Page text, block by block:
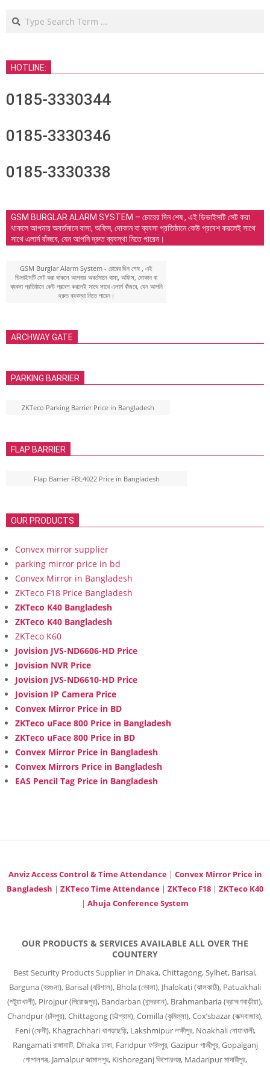
Search
HOTLINE:
0185-3330344
0185-3330346
0185-3330338
GSM BURGLAR ALARM SYSTEM – চোরের দিন শেষ , এই ডিভাইসটি সেট করা
থাকলে আপনার অবর্তমানে বাসা, অফিস, দোকান বা ব্যবসা প্রতিষ্ঠানে কেউ প্রবেশ করলেই সাথে
সাথে এলার্ম বাঁজবে, যেন আপনি দ্রুত ব্যবস্থা নিতে পারেন।
GSM Burglar Alarm System - চোরের দিন শেষ , এই
ডিভাইসটি সেট করা থাকলে আপনার অবর্তমানে বাসা, অফিস, দোকান বা
ব্যবসা প্রতিষ্ঠানে কেউ প্রবেশ করলেই সাথে সাথে এলার্ম বাঁজবে, যেন আপনি
দ্রুত ব্যবস্থা নিতে পারেন।
ARCHWAY GATE
PARKING BARRIER
ZKTeco Parking Barrier Price in Bangladesh
FLAP BARRIER
Flap Barrier FBL4022 Price in Bangladesh
OUR PRODUCTS
Convex mirror supplier
parking mirror price in bd
Convex Mirror in Bangladesh
ZKTeco F18 Price Bangladesh
ZKTeco K40 Bangladesh
ZKTeco K40 Bangladesh
ZKTeco K60
Jovision JVS-ND6606-HD Price
Jovision NVR Price
Jovision JVS-ND6610-HD Price
Jovision IP Camera Price
Convex Mirror Price in BD
ZKTeco uFace 800 Price in Bangladesh
ZKTeco uFace 800 Price in BD
Convex Mirror Price in Bangladesh
Convex Mirrors Price in Bangladesh
EAS Pencil Tag Price in Bangladesh
Anviz Access Control & Time Attendance| Convex Mirror Price in
Bangladesh | ZKTeco Time Attendance | ZKTeco F18 | ZKTeco K40
| Ahuja Conference System
OUR PRODUCTS & SERVICES AVAILABLE ALL OVER THE
COUNTERY
Best Security Products Supplier in Dhaka, Chittagong, Sylhet, Barisal,
Barguna (বরগুনা), Barisal (বরিশাল), Bhola (ভোলা), Jhalokati (ঝালকাঠি), Patuakhali
(পটুয়াখালী), Pirojpur (পিরোজপুর), Bandarban (বান্দরবান), Brahmanbaria (ব্রাহ্মণবাড়ীয়া),
Chandpur (চাঁদপুর), Chittagong (চট্টগ্রাম), Comilla (কুমিল্লা), Cox’sbazar (কক্সবাজার),
Feni (ফেনী), Khagrachhari খাগড়াছড়ি, Lakshmipur লক্ষীপুর, Noakhali নোয়াখালী,
Rangamati রাঙ্গামাটি, Dhaka ঢাকা, Faridpur ফরিদপুর, Gazipur গাজীপুর, Gopalganj
গোপালগঞ্জ, Jamalpur জামালপুর, Kishoreganj কিশোরগঞ্জ, Madaripur মাদারীপুর,